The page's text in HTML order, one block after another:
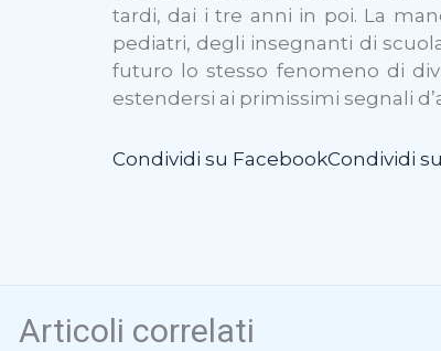
tardi, dai i tre anni in poi. La
pediatri, degli insegnanti di
futuro lo stesso fenomeno di
estendersi ai primissimi segnali
Condividi su FacebookCondividi
Articoli correlati